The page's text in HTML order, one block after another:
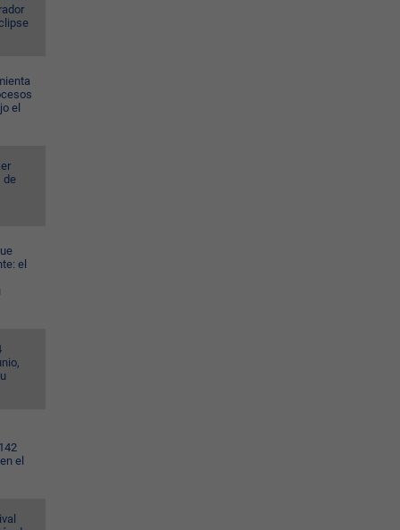
el
de
el
el